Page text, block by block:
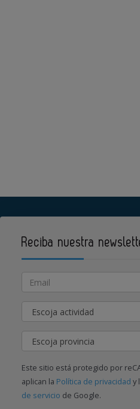
Órgano institucional de
Contacte con
Reciba nuestra
Email
Actividad
Provincia
Este sitio está protegido por
aplican la Política de privacidad y
de servicio de Google.